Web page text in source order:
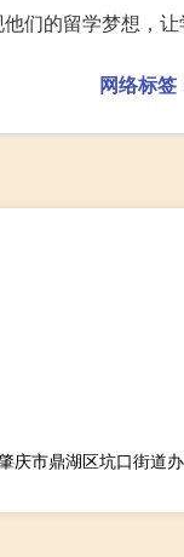
们的留学梦想，
网络标签